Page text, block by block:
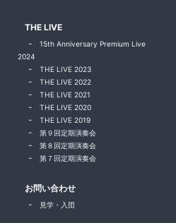
THE LIVE
15th Anniversary Premium Live
2024
THE LIVE 2023
THE LIVE 2022
THE LIVE 2021
THE LIVE 2020
THE LIVE 2019
第９回定期演奏会
第８回定期演奏会
第７回定期演奏会
お問い合わせ
見学・入団